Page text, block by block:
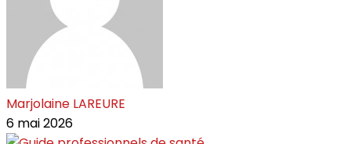
Marjolaine LAREURE
6 mai 2026